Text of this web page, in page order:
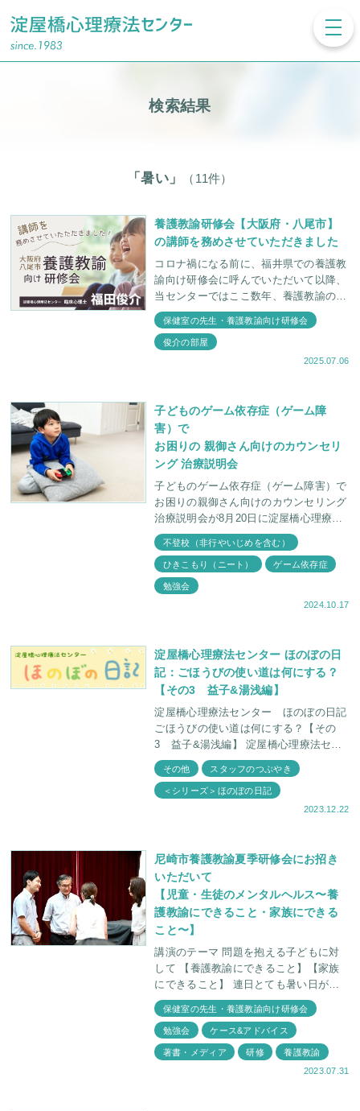
検索結果
「暑い」 （11件）
養護教諭研修会【大阪府・八尾市】
の講師を務めさせていただきました
コロナ禍になる前に、福井県での養護教
諭向け研修会に呼んでいただいて以降、
当センターではここ数年、養護教諭の先
生方向けの研修に力を入れております。
今回は、大阪府八尾市でおこなわれた養
護教諭研修会
保健室の先生・養護教諭向け研修会
俊介の部屋
2025.07.06
子どものゲーム依存症（ゲーム障
害）で
お困りの 親御さん向けのカウンセリ
ング 治療説明会
子どものゲーム依存症（ゲーム障害）で
お困りの親御さん向けのカウンセリング
治療説明会が8月20日に淀屋橋心理療法
センターにて行われました。 ここ数
年、淀屋橋心理療法センターにお問い合
わせのあるお
不登校（非行やいじめを含む）
ひきこもり（ニート） ゲーム依存症
勉強会
2024.10.17
淀屋橋心理療法センター ほのぼの日
記：ごほうびの使い道は何にする？
【その3 益子&湯浅編】
淀屋橋心理療法センター ほのぼの日記
ごほうびの使い道は何にする？【その
3 益子&湯浅編】 淀屋橋心理療法セン
ターほのぼの日記【ごほうびの使い道は
何にする？】 第三回
その他 スタッフのつぶやき
＜シリーズ＞ほのぼの日記
2023.12.22
尼崎市養護教諭夏季研修会にお招き
いただいて
【児童・生徒のメンタルヘルス〜養
護教諭にできること・家族にできる
こと〜】
講演のテーマ 問題を抱える子どもに対
して 【養護教諭にできること】【家族
にできること】 連日とても暑い日が続
いていますが、皆さま元気でお過ごしで
しょうか。 7月21日金曜日、尼
保健室の先生・養護教諭向け研修会
勉強会 ケース&アドバイス
著書・メディア 研修
養護教諭
2023.07.31